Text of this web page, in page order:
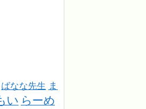
ばなな先生 ま
い らーめ